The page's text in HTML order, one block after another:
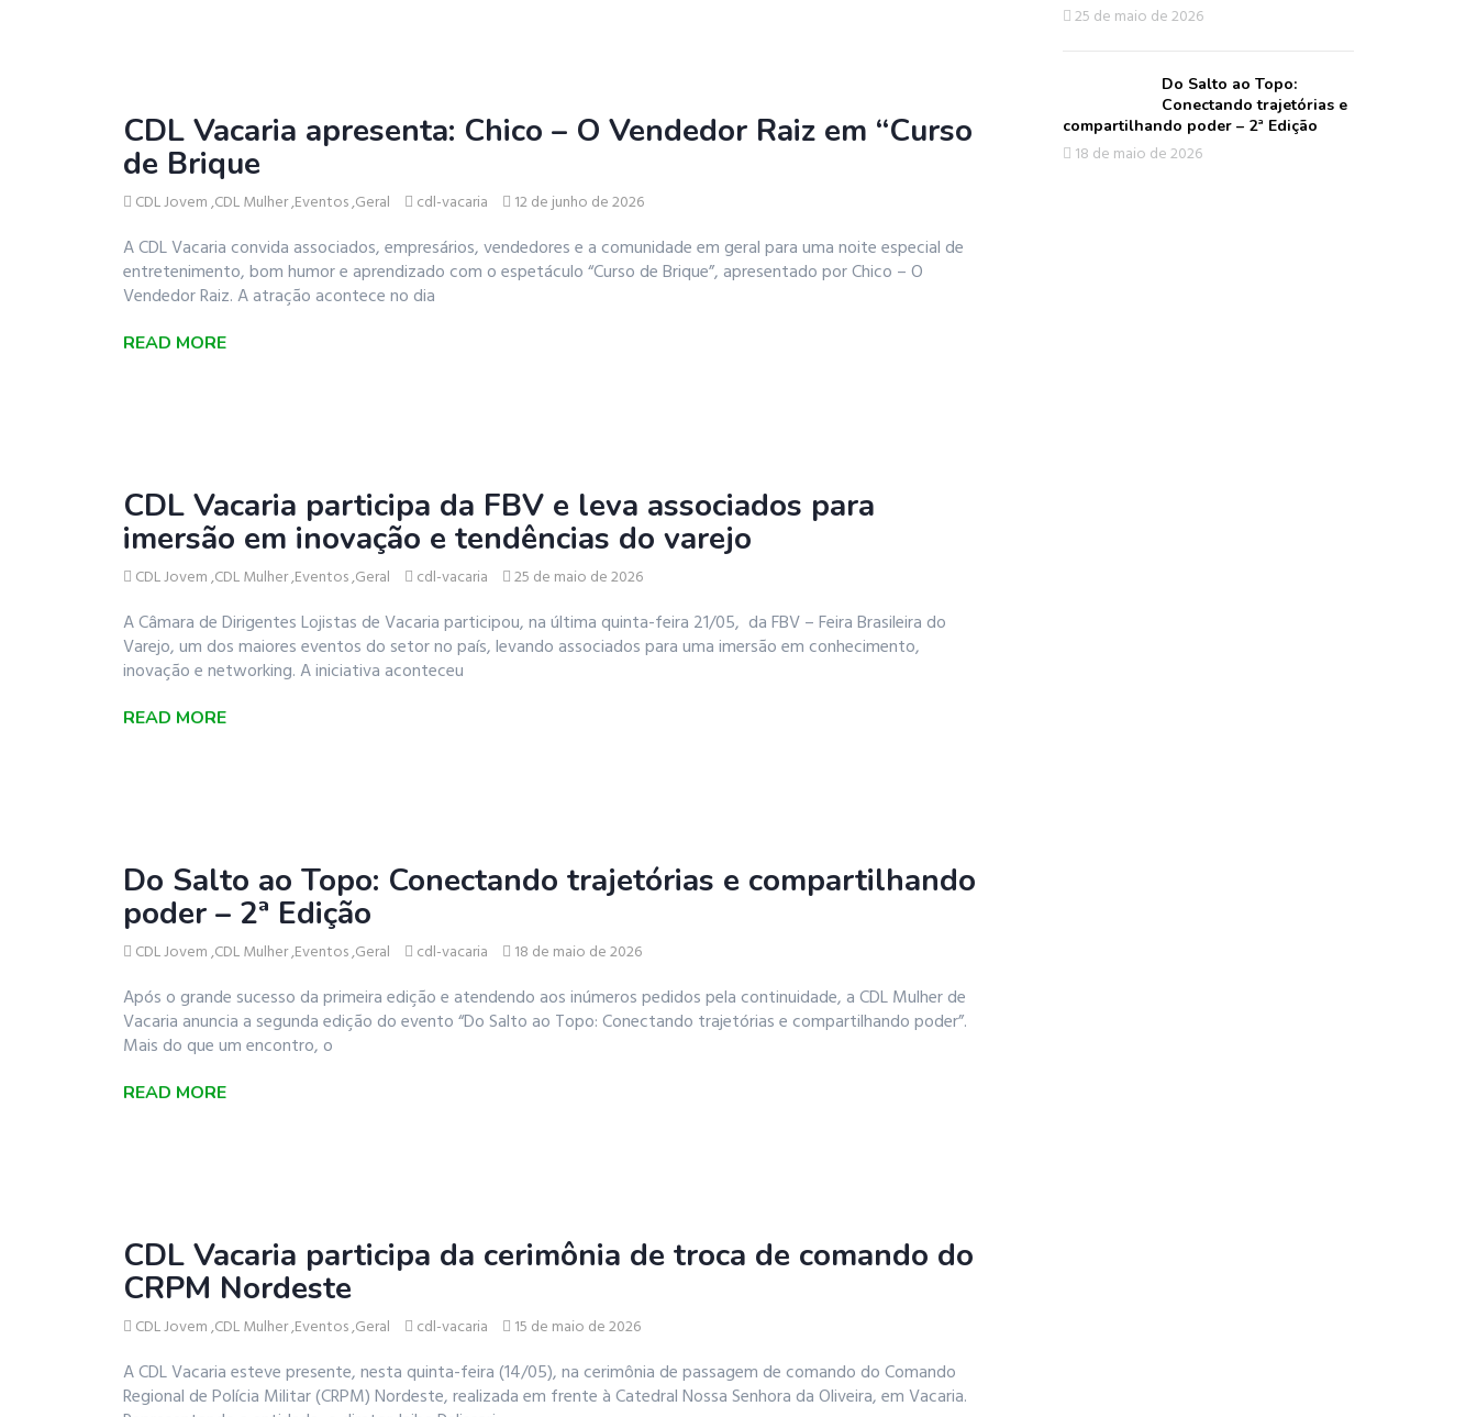
CDL Vacaria apresenta: Chico – O Vendedor Raiz em “Curso
de Brique
CDL Jovem,CDL Mulher,Eventos,Geral cdl-vacaria 12 de junho de 2026
A CDL Vacaria convida associados, empresários, vendedores e a comunidade em geral para uma noite especial de
entretenimento, bom humor e aprendizado com o espetáculo “Curso de Brique”, apresentado por Chico – O
Vendedor Raiz. A atração acontece no dia
READ MORE
CDL Vacaria participa da FBV e leva associados para
imersão em inovação e tendências do varejo
CDL Jovem,CDL Mulher,Eventos,Geral cdl-vacaria 25 de maio de 2026
A Câmara de Dirigentes Lojistas de Vacaria participou, na última quinta-feira 21/05, da FBV – Feira Brasileira do
Varejo, um dos maiores eventos do setor no país, levando associados para uma imersão em conhecimento,
inovação e networking. A iniciativa aconteceu
READ MORE
Do Salto ao Topo: Conectando trajetórias e compartilhando
poder – 2ª Edição
CDL Jovem,CDL Mulher,Eventos,Geral cdl-vacaria 18 de maio de 2026
Após o grande sucesso da primeira edição e atendendo aos inúmeros pedidos pela continuidade, a CDL Mulher de
Vacaria anuncia a segunda edição do evento “Do Salto ao Topo: Conectando trajetórias e compartilhando poder”.
Mais do que um encontro, o
READ MORE
CDL Vacaria participa da cerimônia de troca de comando do
CRPM Nordeste
CDL Jovem,CDL Mulher,Eventos,Geral cdl-vacaria 15 de maio de 2026
A CDL Vacaria esteve presente, nesta quinta-feira (14/05), na cerimônia de passagem de comando do Comando
Regional de Polícia Militar (CRPM) Nordeste, realizada em frente à Catedral Nossa Senhora da Oliveira, em Vacaria.
25 de maio de 2026
Do Salto ao Topo:
Conectando trajetórias e
compartilhando poder – 2ª Edição
18 de maio de 2026